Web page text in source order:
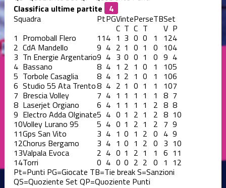
Classifica ultime partite
Squadra
PtPGVintePerseTBSet
C T C T V P
1 Promoball Flero 114 1 3 0 0 1 124
2 CdA Mandello 9 4 2 1 0 1 0 104
3 Tn Energie Argentario9 4 3 0 0 1 0 9 4
4 Bassano 8 4 1 2 1 0 1 105
5 Torbole Casaglia 8 4 1 2 1 0 1 106
6 Studio 55 Ata Trento8 4 2 1 0 1 1 107
7 Brescia Volley 7 4 1 1 1 1 1 8 7
8 Laserjet Orgiano 6 4 1 1 1 1 2 8 8
9 Electro Adda Olginate5 4 0 1 2 1 2 8 10
10Volley Lurano 95 5 4 0 1 2 1 2 7 9
11Gps San Vito 3 4 1 0 1 2 0 4 9
12Chorus Bergamo 3 4 1 0 1 2 0 3 10
13Valpala Evoca 2 4 0 1 2 1 1 6 11
14Torri 0 4 0 0 2 2 0 1 12
Pt=Punti PG=Giocate TB=Tie breakS=Sanzioni
QS=Quoziente Set QP=Quoziente Punti